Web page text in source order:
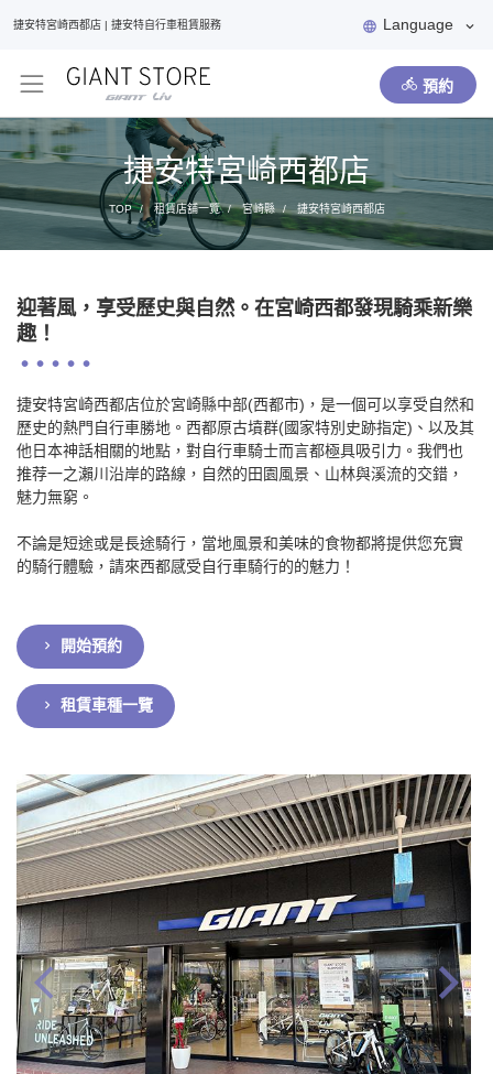
捷安特宮崎西都店 | 捷安特自行車租賃服務 Language
預約
捷安特宮崎西都店
TOP 租賃店舖一覽 宮崎縣 捷安特宮崎西都店
迎著風，享受歷史與自然。在宮崎西都發現騎乘新樂
趣！
捷安特宮崎西都店位於宮崎縣中部(西都市)，是一個可以享受自然和
歷史的熱門自行車勝地。西都原古墳群(國家特別史跡指定)、以及其
他日本神話相關的地點，對自行車騎士而言都極具吸引力。我們也
推荐一之瀨川沿岸的路線，自然的田園風景、山林與溪流的交錯，
魅力無窮。
不論是短途或是長途騎行，當地風景和美味的食物都將提供您充實
的騎行體驗，請來西都感受自行車騎行的的魅力！
開始預約
租賃車種一覽